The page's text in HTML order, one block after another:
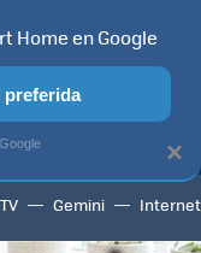
NUEVO
Gemini Internet
×
Home en Google
preferida